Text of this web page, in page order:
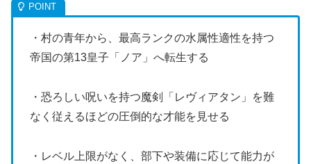
・村の青年から、最高ランクの水属性適性を持つ
帝国の第13皇子「ノア」へ転生する
・恐ろしい呪いを持つ魔剣「レヴィアタン」を難
なく従えるほどの圧倒的な才能を見せる
・レベル上限がなく、部下や装備に応じて能力が